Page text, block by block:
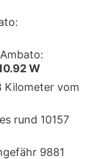
W
Kilometer vom
rund 10157
9881